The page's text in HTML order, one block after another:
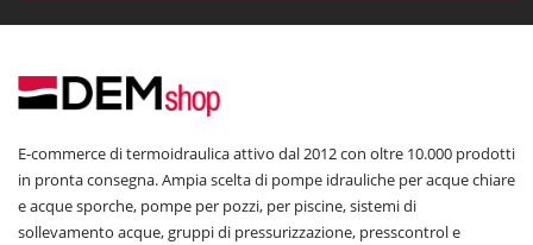
E-commerce di termoidraulica attivo dal 2012 con oltre 10.000 prodotti
in pronta consegna. Ampia scelta di pompe idrauliche per acque chiare
e acque sporche, pompe per pozzi, per piscine, sistemi di
sollevamento acque, gruppi di pressurizzazione, presscontrol e